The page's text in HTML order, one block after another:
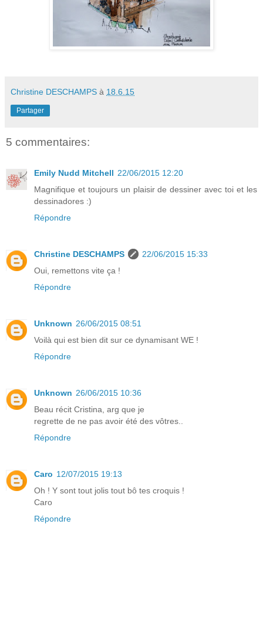
Christine DESCHAMPS à 18.6.15
Partager
5 commentaires:
Emily Nudd Mitchell 22/06/2015 12:20
Magnifique et toujours un plaisir de dessiner avec toi et les
dessinadores :)
Répondre
Christine DESCHAMPS
22/06/2015 15:33
Oui, remettons vite ça !
Répondre
Unknown 26/06/2015 08:51
Voilà qui est bien dit sur ce dynamisant WE !
Répondre
Unknown 26/06/2015 10:36
Beau récit Cristina, arg que je
regrette de ne pas avoir été des vôtres..
Répondre
Caro 12/07/2015 19:13
Oh ! Y sont tout jolis tout bô tes croquis !
Caro
Répondre